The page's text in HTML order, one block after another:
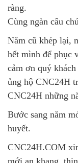
ràng.
Cùng ngàn câu
Năm cũ khép lại,
hết mình để phục
cảm ơn quý
ủng hộ CNC24H
CNC24H những
Bước sang năm
huyết.
CNC24H.COM